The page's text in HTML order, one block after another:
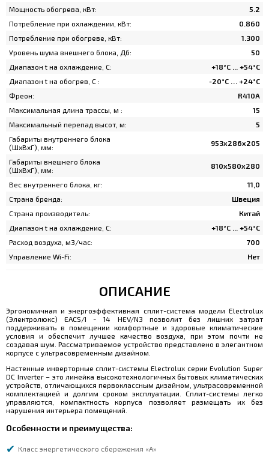
Мощность обогрева, кВт:
5.2
Потребление при охлаждении, кВт:
0.860
Потребление при обогреве, кВт:
1.300
Уровень шума внешнего блока, Дб:
50
Диапазон t на охлаждение, C:
+18°С ... +54°С
Диапазон t на обогрев, C :
-20°C … +24°C
Фреон:
R410A
Максимальная длина трассы, м :
15
Максимальный перепад высот, м:
5
Габариты внутреннего блока
(ШхВхГ), мм:
953x286x205
Габариты внешнего блока
(ШхВхГ), мм:
810x580x280
Вес внутреннего блока, кг:
11,0
Страна бренда:
Швеция
Страна производитель:
Китай
Диапазон t на охлаждение, C:
+18°С ... +54°С
Расход воздуха, м3/час:
700
Управление Wi-Fi:
Нет
ОПИСАНИЕ
Эргономичная и энергоэффективная сплит-система модели Electrolux
(Электролюкс) EACS/I - 14 HEV/N3 позволит без лишних затрат
поддерживать в помещении комфортные и здоровые климатические
условия и обеспечит лучшее качество воздуха, при этом почти не
создавая шум. Рассматриваемое устройство представлено в элегантном
корпусе с ультрасовременным дизайном.
Настенные инверторные сплит-системы Electrolux серии Evolution Super
DC Inverter – это линейка высокотехнологичных бытовых климатических
устройств, отличающихся первоклассным дизайном, ультрасовременной
комплектацией и долгим сроком эксплуатации. Сплит-системы легко
управляются, компактность корпуса позволяет размещать их без
нарушения интерьера помещений.
Особенности и преимущества:
Класс энергетического сбережения «A»